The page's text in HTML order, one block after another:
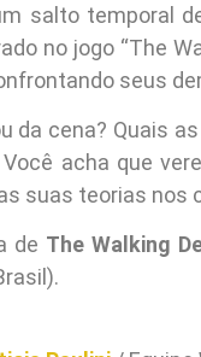
salto temporal
no jogo “The
seus
da cena? Quais
acha que
suas teorias nos
de The Walking